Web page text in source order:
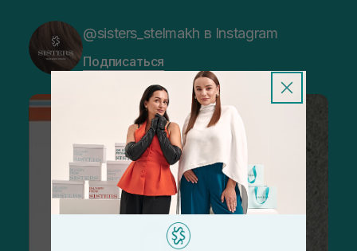
@sisters_stelmakh в Instagram
Подписаться